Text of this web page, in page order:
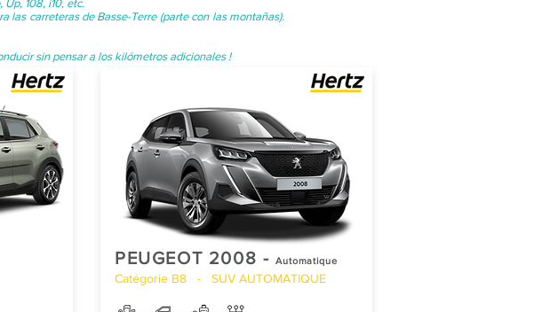
108, i10, etc.
carreteras de Basse-Terre (parte con las montañas).
sin pensar a los kilómetros adicionales !
PEUGEOT 2008 - Automatique
Catégorie B8 - SUV AUTOMATIQUE